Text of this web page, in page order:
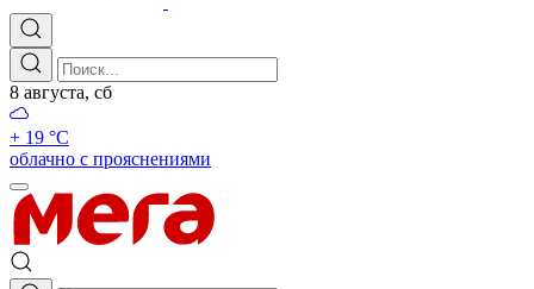
8 августа, сб
+ 19 °С
облачно с прояснениями